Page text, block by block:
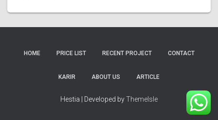
HOME PRICE LIST RECENT PROJECT CONTACT
KARIR ABOUT US ARTICLE
Hestia | Developed byThemeIsle